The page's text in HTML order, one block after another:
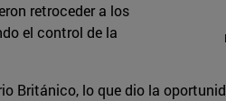
retroceder a los
el control de la
Británico, lo que dio la